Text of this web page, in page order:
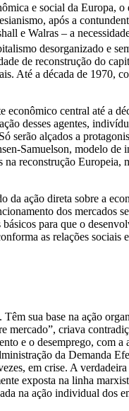
e social da Europa,
após a
e Walras – a
desorganizado e
de reconstrução do
Até a década de 1970,
central até a
desses agentes,
alçados a
Samuelson, modelo
reconstrução
ação direta sobre a
dos mercados
para que o
as relações sociais
sua base na ação
criava
e o desemprego, com
da Demanda
em crise. A
exposta na linha
na ação individual dos